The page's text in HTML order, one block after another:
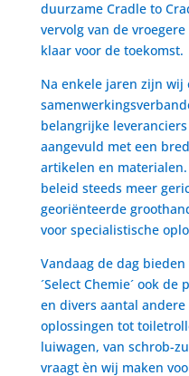
duurzame Cradle to
vervolg van de
klaar voor de toekomst.
Na enkele jaren zijn wij
belangrijke
aangevuld met een
artikelen en
beleid steeds meer
georiënteerde
voor specialistische
Vandaag de dag
´Select Chemie´ ook
en divers aantal
oplossingen tot
luiwagen, van schrob-
vraagt èn wij maken